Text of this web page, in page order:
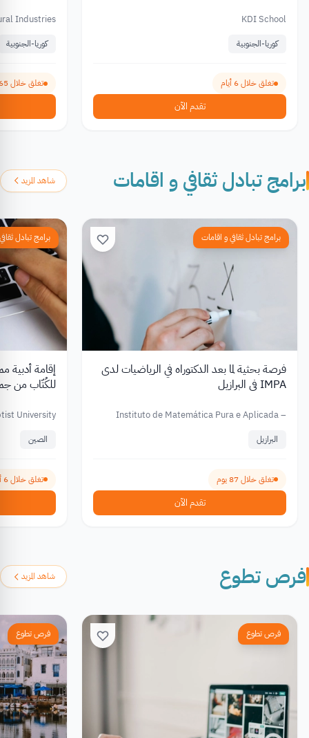
KDI School
كوريا-الجنوبية
تغلق خلال 6 أيام
تقدم الآن
Industries
كوريا-الجنوبية
تغلق خلال 165 يوم
برامج تبادل ثقافي و اقامات شاهد المزيد
برامج تبادل ثقافي و اقامات
فرصة بحثية لما بعد الدكتوراه في الرياضيات لدى
IMPA في البرازيل
Instituto de Matemática Pura e Aplicada –
البرازيل
تغلق خلال 87 يوم
تقدم الآن
برامج تبادل
للكُتّاب من
University
الصين
تغلق خلال 6 أيام
فرص تطوع شاهد المزيد
فرص تطوع فرص تطوع